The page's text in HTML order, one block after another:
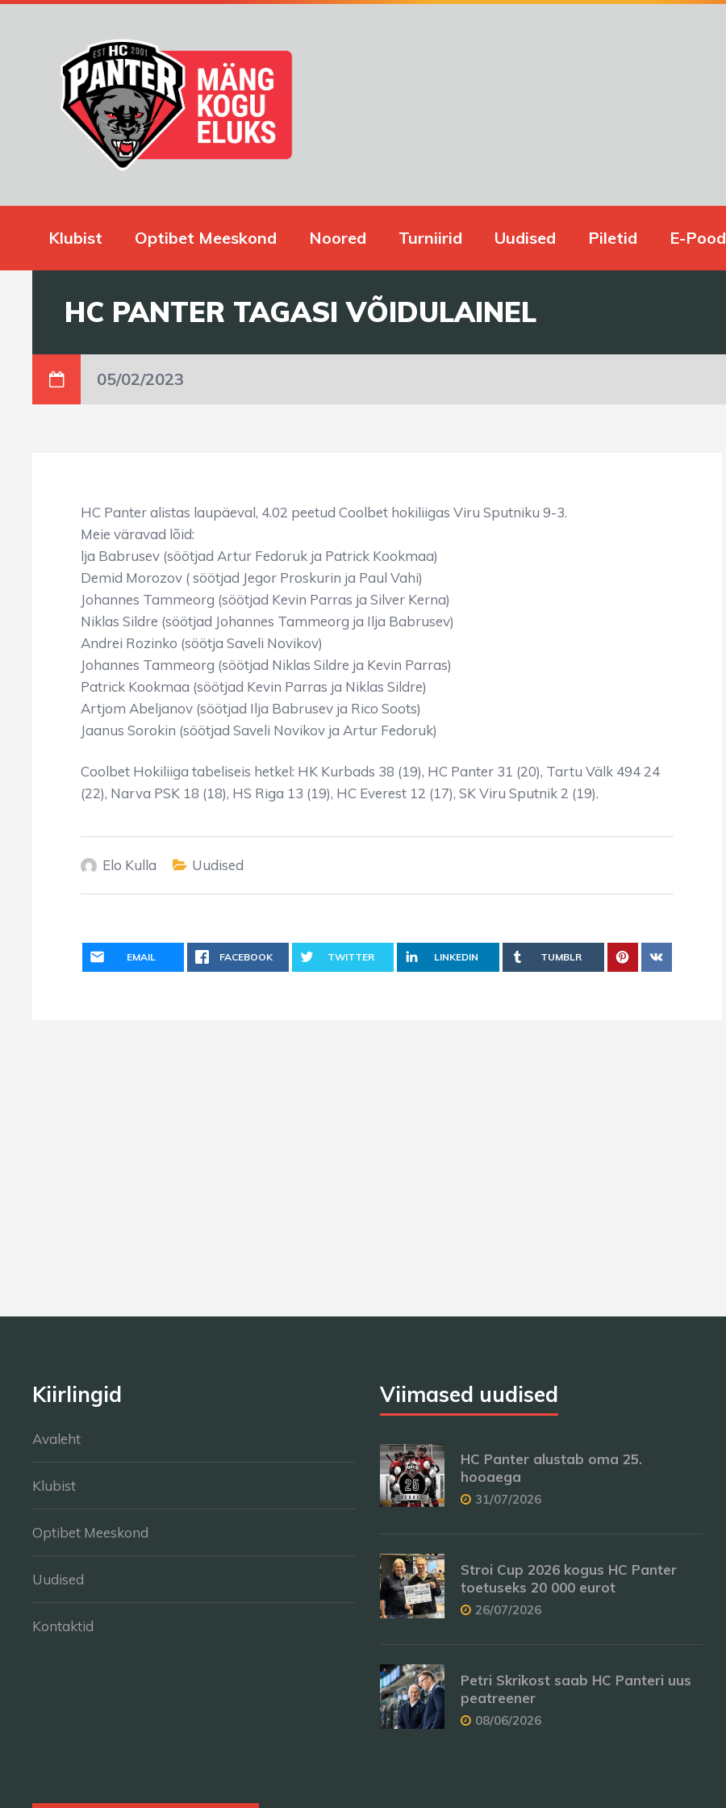
Klubist Optibet Meeskond Noored Turniirid Uudised Piletid E-Pood
HC PANTER TAGASI VÕIDULAINEL
05/02/2023
HC Panter alistas laupäeval, 4.02 peetud Coolbet hokiliigas Viru Sputniku 9-3.
Meie väravad lõid:
lja Babrusev (söötjad Artur Fedoruk ja Patrick Kookmaa)
Demid Morozov ( söötjad Jegor Proskurin ja Paul Vahi)
Johannes Tammeorg (söötjad Kevin Parras ja Silver Kerna)
Niklas Sildre (söötjad Johannes Tammeorg ja Ilja Babrusev)
Andrei Rozinko (söötja Saveli Novikov)
Johannes Tammeorg (söötjad Niklas Sildre ja Kevin Parras)
Patrick Kookmaa (söötjad Kevin Parras ja Niklas Sildre)
Artjom Abeljanov (söötjad Ilja Babrusev ja Rico Soots)
Jaanus Sorokin (söötjad Saveli Novikov ja Artur Fedoruk)
Coolbet Hokiliiga tabeliseis hetkel: HK Kurbads 38 (19), HC Panter 31 (20), Tartu Välk 494 24
(22), Narva PSK 18 (18), HS Riga 13 (19), HC Everest 12 (17), SK Viru Sputnik 2 (19).
Elo Kulla Uudised
EMAIL FACEBOOK TWITTER LINKEDIN TUMBLR
Kiirlingid
Avaleht
Klubist
Optibet Meeskond
Uudised
Kontaktid
Viimased uudised
HC Panter alustab oma 25.
hooaega
31/07/2026
Stroi Cup 2026 kogus HC Panter
toetuseks 20 000 eurot
26/07/2026
Petri Skrikost saab HC Panteri uus
peatreener
08/06/2026